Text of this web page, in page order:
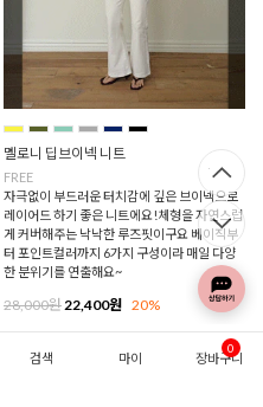
검색 마이 장바구니
0
멜로니 딥브이넥 니트
FREE
자극없이 부드러운 터치감에 깊은 브이넥으로
레이어드 하기 좋은 니트에요!체형을 자연스럽
게 커버해주는 낙낙한 루즈핏이구요 베이직부
터 포인트컬러까지 6가지 구성이라 매일 다양
한 분위기를 연출해요~
28,000원 22,400원 20%